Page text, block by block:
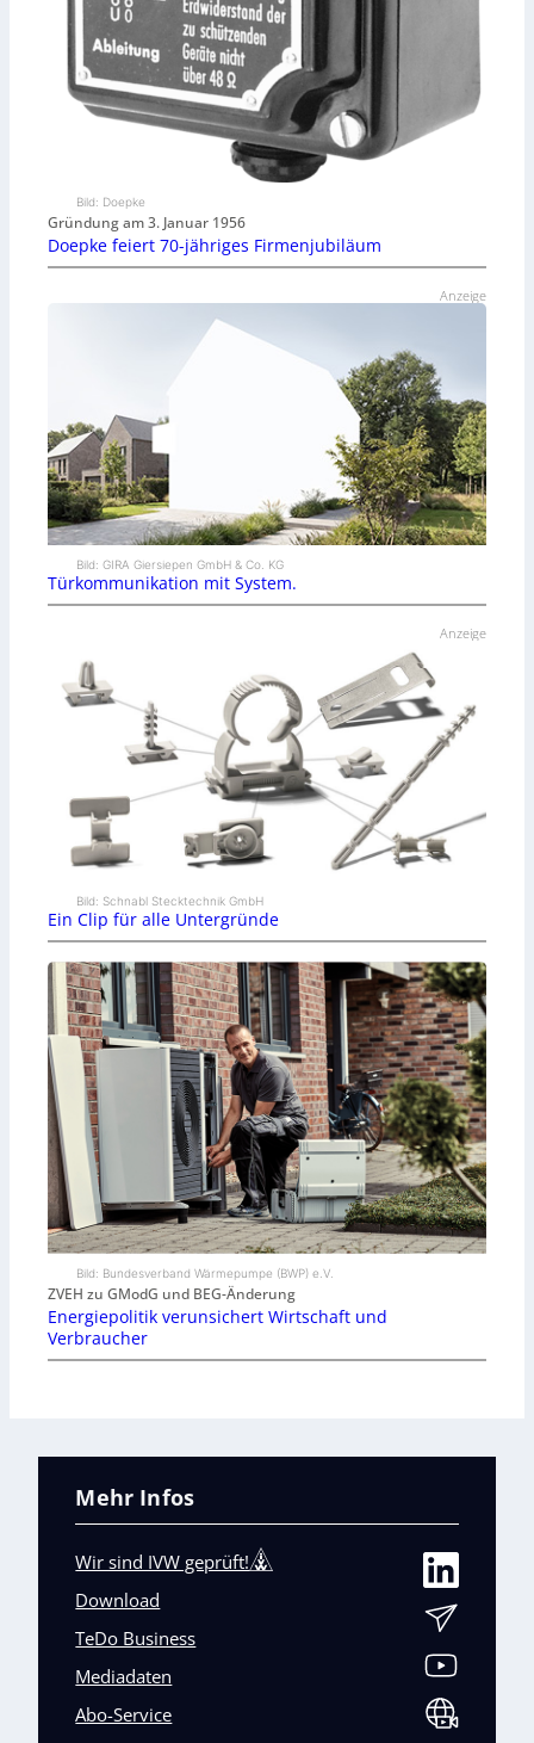
Bild: Doepke
Gründung am 3. Januar 1956
Doepke feiert 70-jähriges Firmenjubiläum
Anzeige
Bild: GIRA Giersiepen GmbH & Co. KG
Türkommunikation mit System.
Anzeige
Bild: Schnabl Stecktechnik GmbH
Ein Clip für alle Untergründe
Bild: Bundesverband Wärmepumpe (BWP) e.V.
ZVEH zu GModG und BEG-Änderung
Energiepolitik verunsichert Wirtschaft und
Verbraucher
Mehr Infos
Wir sind IVW geprüft!
Download
TeDo Business
Mediadaten
Abo-Service